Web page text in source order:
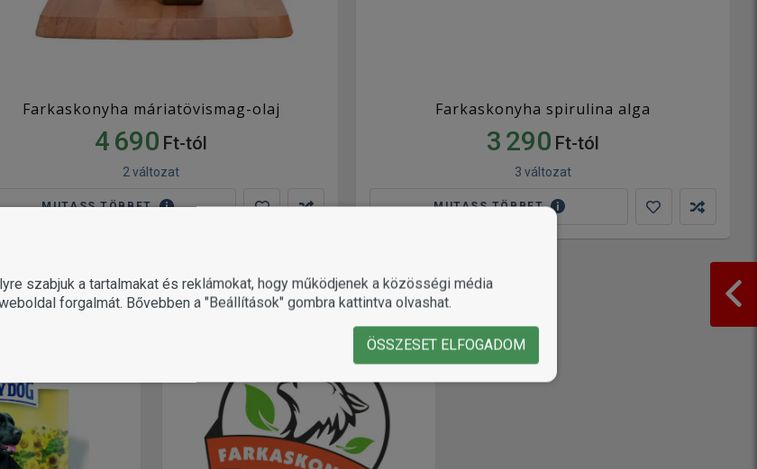
Farkaskonyha máriatövismag-olaj
4 690 Ft-tól
2 változat
MUTASS TÖBBET
Farkaskonyha spirulina alga
3 290 Ft-tól
3 változat
MUTASS TÖBBET
szabjuk a tartalmakat és reklámokat, hogy működjenek a közösségi média
forgalmát. Bővebben a "Beállítások" gombra kattintva olvashat.
ÖSSZESET ELFOGADOM